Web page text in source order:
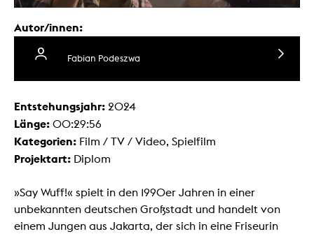
Autor/innen:
Fabian Podeszwa
Entstehungsjahr: 2024
Länge: 00:29:56
Kategorien: Film / TV / Video, Spielfilm
Projektart: Diplom
»Say Wuff!« spielt in den 1990er Jahren in einer
unbekannten deutschen Großstadt und handelt von
einem Jungen aus Jakarta, der sich in eine Friseurin